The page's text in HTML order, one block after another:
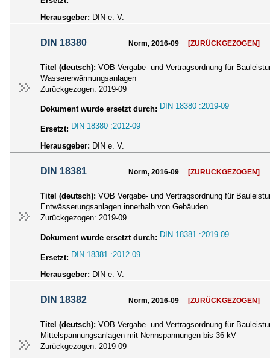
Herausgeber: DIN e. V.
DIN 18380 Norm, 2016-09 [ZURÜCKGEZOGEN]
Titel (deutsch): VOB Vergabe- und Vertragsordnung für
Wassererwärmungsanlagen
Zurückgezogen: 2019-09
Dokument wurde ersetzt durch: DIN 18380 :2019-09
Ersetzt: DIN 18380 :2012-09
Herausgeber: DIN e. V.
DIN 18381 Norm, 2016-09 [ZURÜCKGEZOGEN]
Titel (deutsch): VOB Vergabe- und Vertragsordnung für
Entwässerungsanlagen innerhalb von Gebäuden
Zurückgezogen: 2019-09
Dokument wurde ersetzt durch: DIN 18381 :2019-09
Ersetzt: DIN 18381 :2012-09
Herausgeber: DIN e. V.
DIN 18382 Norm, 2016-09 [ZURÜCKGEZOGEN]
Titel (deutsch): VOB Vergabe- und Vertragsordnung für
Mittelspannungsanlagen mit Nennspannungen bis 36 kV
Zurückgezogen: 2019-09